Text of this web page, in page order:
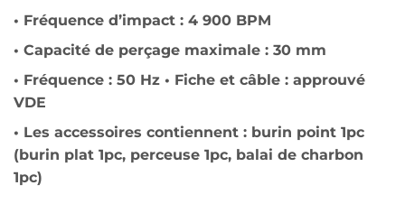
• Fréquence d’impact : 4 900 BPM
• Capacité de perçage maximale : 30 mm
• Fréquence : 50 Hz • Fiche et câble : approuvé
VDE
• Les accessoires contiennent : burin point 1pc
(burin plat 1pc, perceuse 1pc, balai de charbon
1pc)